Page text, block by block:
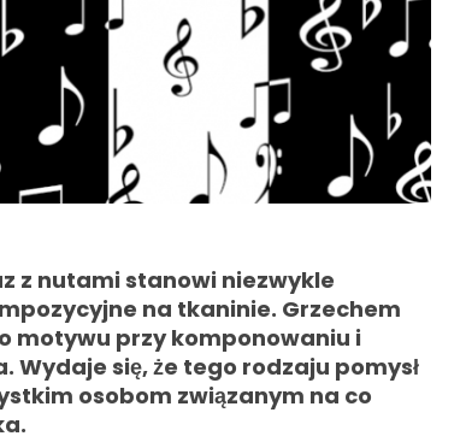
z nutami stanowi niezwykle
na tkaninie. Grzechem
motywu przy komponowaniu i
się, że tego rodzaju pomysł
osobom związanym na co